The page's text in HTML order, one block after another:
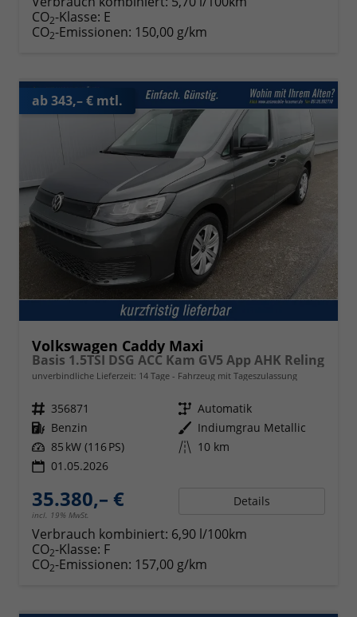
CO2-Klasse: E
CO2-Emissionen: 150,00 g/km
ab 343,– € mtl.
Volkswagen Caddy Maxi
Basis 1.5TSI DSG ACC Kam GV5 App AHK Reling
unverbindliche Lieferzeit: 14 Tage Fahrzeug mit Tageszulassung
Fahrzeugnr. 356871 Getriebe Automatik
Kraftstoff Benzin Außenfarbe Indiumgrau Metallic
Leistung 85 kW (116 PS) Kilometerstand 10 km
01.05.2026
35.380,– €
incl. 19% MwSt.
Details
Verbrauch kombiniert: 6,90 l/100km
CO2-Klasse: F
CO2-Emissionen: 157,00 g/km